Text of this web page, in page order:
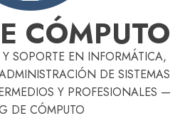
CÓMPUTO
Y SOPORTE EN INFORMÁTICA,
DE SISTEMAS
Y PROFESIONALES —
DE CÓMPUTO